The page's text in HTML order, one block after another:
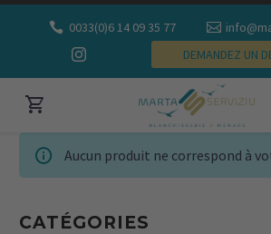
0033(0)6 14 09 35 77
DEMANDEZ UN
Aucun produit ne correspond à
CATÉGORIES